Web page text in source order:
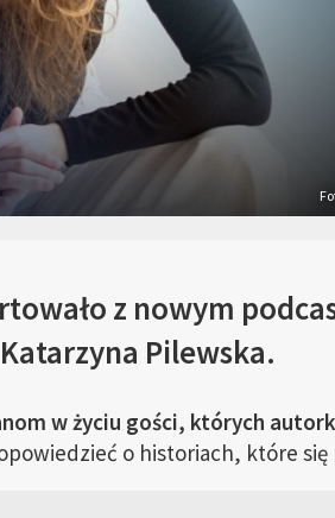
z nowym
Pilewska.
w życiu gości, których
o historiach, które się